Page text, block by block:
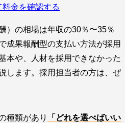
金を確認する
）の相場は年収の30％〜35％
成果報酬型の支払い方法が採用
本や、人材を採用できなかった
します。採用担当者の方は、ぜ
種類があり
「どれを選べばいい